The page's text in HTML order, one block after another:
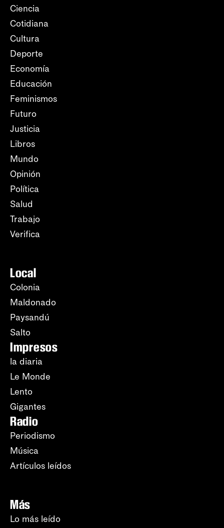
Ciencia
Cotidiana
Cultura
Deporte
Economía
Educación
Feminismos
Futuro
Justicia
Libros
Mundo
Opinión
Política
Salud
Trabajo
Verifica
Local
Colonia
Maldonado
Paysandú
Salto
Impresos
la diaria
Le Monde
Lento
Gigantes
Radio
Periodismo
Música
Artículos leídos
Más
Lo más leído